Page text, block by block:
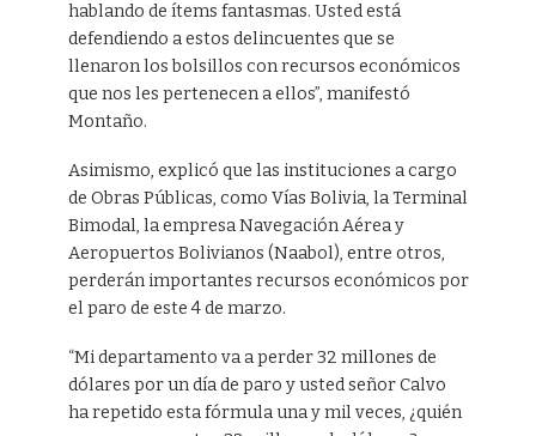
hablando de ítems fantasmas. Usted está
defendiendo a estos delincuentes que se
llenaron los bolsillos con recursos económicos
que nos les pertenecen a ellos”, manifestó
Montaño.
Asimismo, explicó que las instituciones a cargo
de Obras Públicas, como Vías Bolivia, la Terminal
Bimodal, la empresa Navegación Aérea y
Aeropuertos Bolivianos (Naabol), entre otros,
perderán importantes recursos económicos por
el paro de este 4 de marzo.
“Mi departamento va a perder 32 millones de
dólares por un día de paro y usted señor Calvo
ha repetido esta fórmula una y mil veces, ¿quién